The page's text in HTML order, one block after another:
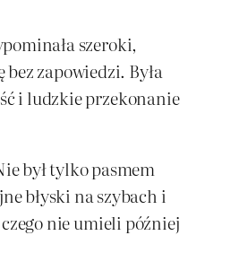
szeroki,
zapowiedzi. Była
i ludzkie przekonanie
był tylko pasmem
błyski na szybach i
nie umieli później